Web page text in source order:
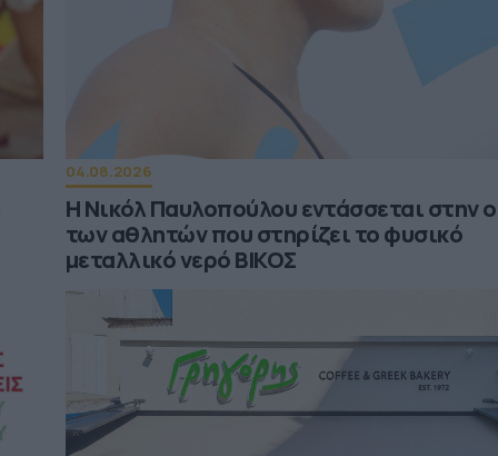
04.08.2026
Η Νικόλ Παυλοπούλου εντάσσεται στην
των αθλητών που στηρίζει το φυσικό
μεταλλικό νερό ΒΙΚΟΣ